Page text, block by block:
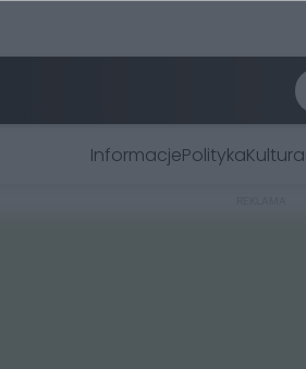
InformacjePolitykaKultura